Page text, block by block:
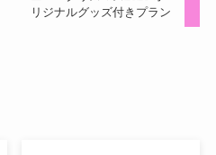
リジナルグッズ付きプラン